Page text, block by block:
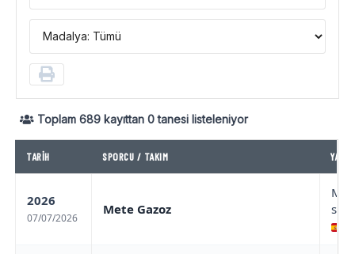
Toplam 689kayıttan 0tanesi listeleniyor
TARIH SPORCU / TAKIM
2026
07/07/2026
Mete Gazoz